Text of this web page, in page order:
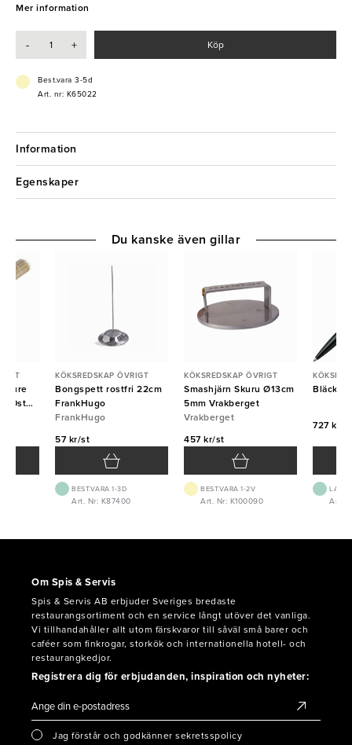
om du är en hemmakock eller jobbar på resturang. Köp nu och njut!
- Slitstark
Mer information
- + Köp
Best.vara 3-5d
Art. nr: K65022
Information
Egenskaper
Pure
KÖKSREDSKAP ÖVRIGT
Bongspett rostfri 22cm
FrankHugo
FrankHugo
57 kr/st
BEST.VARA 1-3D
Art. Nr: K87400
KÖKSREDSKAP ÖVRIGT
Smashjärn Skuru Ø13cm
5mm Vrakberget
Vrakberget
457 kr/st
BEST.VARA 1-2V
Art. Nr: K100090
727 kr/
Art.
Du kanske även gillar
Om Spis & Servis
Spis & Servis AB erbjuder Sveriges bredaste
restaurangsortiment och en service långt utöver det vanliga.
Vi tillhandahåller allt utom färskvaror till såväl små barer och
caféer som finkrogar, storkök och internationella hotell- och
restaurangkedjor.
Registrera dig för erbjudanden, inspiration och nyheter:
Jag förstår och godkänner sekretsspolicy